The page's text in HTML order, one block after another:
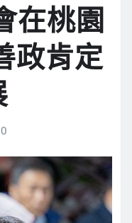
在桃園
政肯定
0